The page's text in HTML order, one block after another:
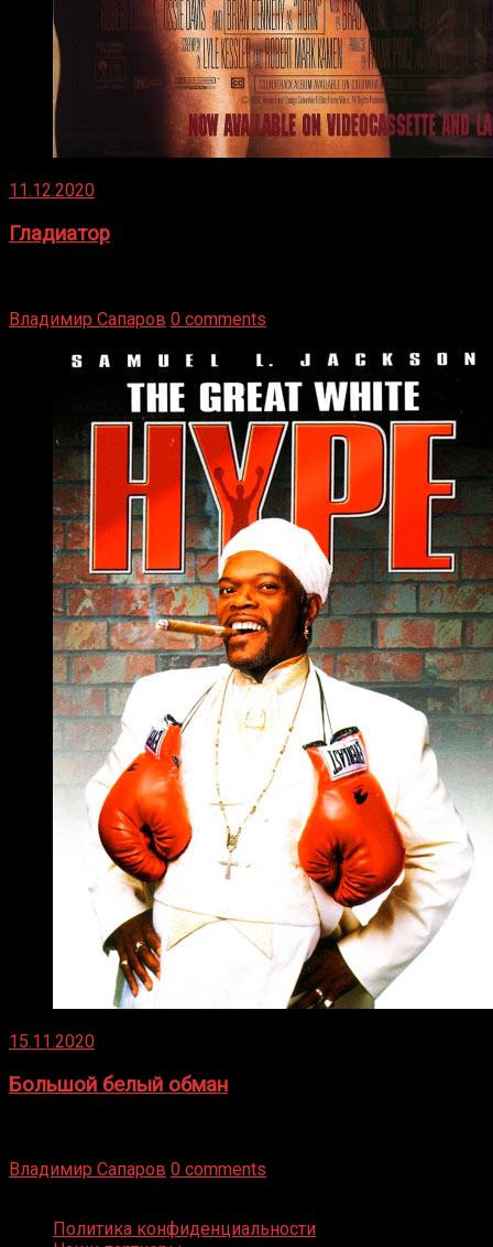
11.12.2020
Гладиатор
Владимир Сапаров 0 comments
15.11.2020
Большой белый обман
Владимир Сапаров 0 comments
Политика конфиденциальности